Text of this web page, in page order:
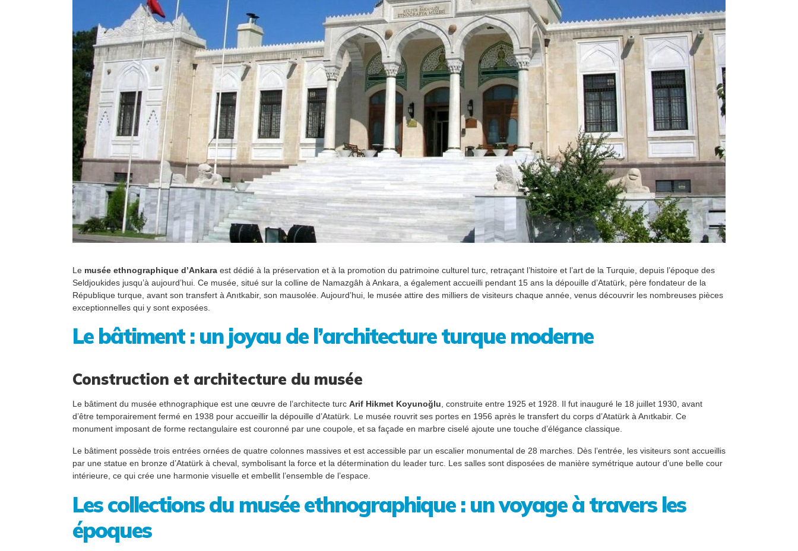
Le musée ethnographique d’Ankara est dédié à la préservation et à la promotion du patrimoine culturel turc, retraçant l’histoire et l’art de la Turquie, depuis l’époque des
Seldjoukides jusqu’à aujourd’hui. Ce musée, situé sur la colline de Namazgâh à Ankara, a également accueilli pendant 15 ans la dépouille d’Atatürk, père fondateur de la
République turque, avant son transfert à Anıtkabir, son mausolée. Aujourd’hui, le musée attire des milliers de visiteurs chaque année, venus découvrir les nombreuses pièces
exceptionnelles qui y sont exposées.
Le bâtiment : un joyau de l’architecture turque moderne
Construction et architecture du musée
Le bâtiment du musée ethnographique est une œuvre de l’architecte turc Arif Hikmet Koyunoğlu, construite entre 1925 et 1928. Il fut inauguré le 18 juillet 1930, avant
d’être temporairement fermé en 1938 pour accueillir la dépouille d’Atatürk. Le musée rouvrit ses portes en 1956 après le transfert du corps d’Atatürk à Anıtkabir. Ce
monument imposant de forme rectangulaire est couronné par une coupole, et sa façade en marbre ciselé ajoute une touche d’élégance classique.
Le bâtiment possède trois entrées ornées de quatre colonnes massives et est accessible par un escalier monumental de 28 marches. Dès l’entrée, les visiteurs sont accueillis
par une statue en bronze d’Atatürk à cheval, symbolisant la force et la détermination du leader turc. Les salles sont disposées de manière symétrique autour d’une belle cour
intérieure, ce qui crée une harmonie visuelle et embellit l’ensemble de l’espace.
Les collections du musée ethnographique : un voyage à travers les
époques